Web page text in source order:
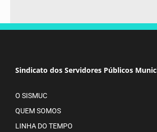
Sindicato dos Servidores Públicos
O SISMUC
QUEM SOMOS
LINHA DO TEMPO